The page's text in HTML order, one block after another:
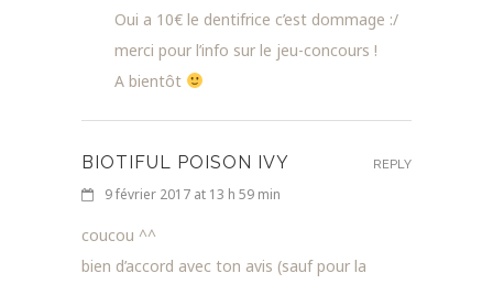
Oui a 10€ le dentifrice c’est dommage :/
merci pour l’info sur le jeu-concours !
A bientôt
BIOTIFUL POISON IVY
9 février 2017 at 13 h 59 min
coucou ^^
bien d’accord avec ton avis (sauf pour la
REPLY